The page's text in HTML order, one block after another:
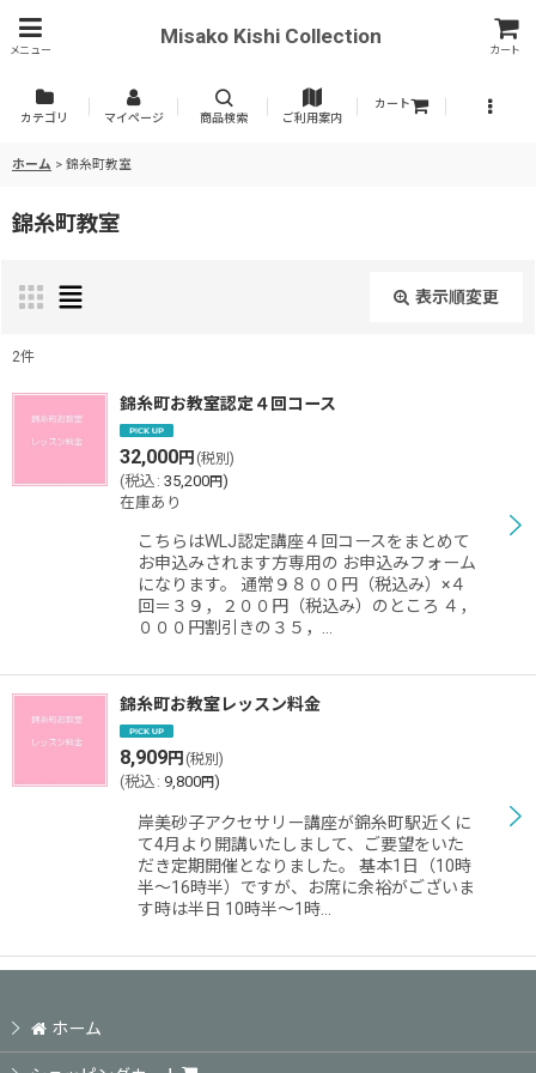
メニュー
Misako Kishi Collection
カート
カテゴリ マイページ 商品検索 ご利用案内
カート
ホーム > 錦糸町教室
錦糸町教室
表示順変更
表示数:
絞り込む
2件
錦糸町お教室認定４回コース
32,000円 (税別)
(税込 : 35,200円)
在庫あり
こちらはWLJ認定講座４回コースをまとめて
お申込みされます方専用の お申込みフォーム
になります。 通常９８００円（税込み）×４
回＝３９，２００円（税込み）のところ ４，
０００円割引きの３５，…
錦糸町お教室レッスン料金
8,909円 (税別)
(税込 : 9,800円)
岸美砂子アクセサリー講座が錦糸町駅近くに
て4月より開講いたしまして、ご要望をいた
だき定期開催となりました。 基本1日（10時
半〜16時半）ですが、お席に余裕がございま
す時は半日 10時半〜1時…
ホーム